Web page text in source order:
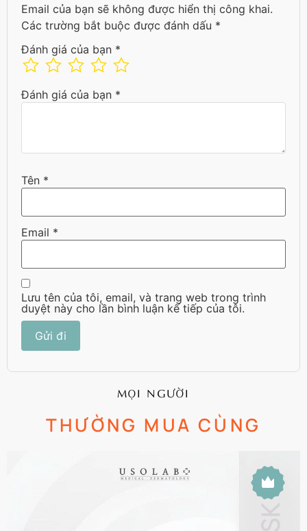
Email của bạn sẽ không được hiển thị công khai.
Các trường bắt buộc được đánh dấu *
Đánh giá của bạn *
Đánh giá của bạn *
Tên *
Email *
Lưu tên của tôi, email, và trang web trong trình
duyệt này cho lần bình luận kế tiếp của tôi.
MỌI NGƯỜI
THƯỜNG MUA CÙNG